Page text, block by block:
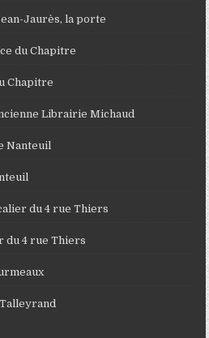
Jaurès, la porte
du Chapitre
Chapitre
Librairie Michaud
Nanteuil
du 4 rue Thiers
du 4 rue Thiers